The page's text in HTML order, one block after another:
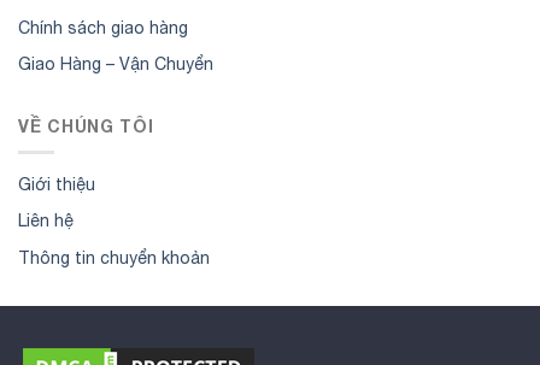
Chính sách giao hàng
Giao Hàng – Vận Chuyển
VỀ CHÚNG TÔI
Giới thiệu
Liên hệ
Thông tin chuyển khoản